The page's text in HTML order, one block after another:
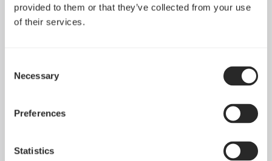
provided to them or that they’ve collected from your use
of their services.
Selection
Necessary
Preferences
Statistics